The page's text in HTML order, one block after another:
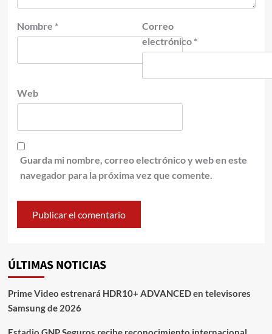
Nombre *
Correo
electrónico *
Web
Guarda mi nombre, correo electrónico y web en este
navegador para la próxima vez que comente.
ÚLTIMAS NOTICIAS
Prime Video estrenará HDR10+ ADVANCED en televisores
Samsung de 2026